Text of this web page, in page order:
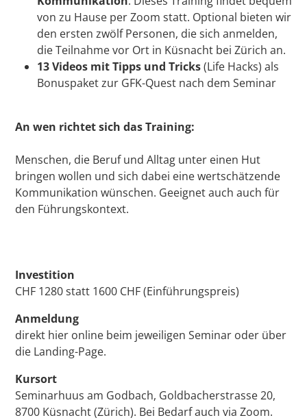
von zu Hause per Zoom statt. Optional bieten wir
den ersten zwölf Personen, die sich anmelden,
die Teilnahme vor Ort in Küsnacht bei Zürich an.
13 Videos mit Tipps und Tricks(Life Hacks) als
Bonuspaket zur GFK-Quest nach dem Seminar
An wen richtet sich das Training:
Menschen, die Beruf und Alltag unter einen Hut
bringen wollen und sich dabei eine wertschätzende
Kommunikation wünschen. Geeignet auch auch für
den Führungskontext.
Investition
CHF 1280 statt 1600 CHF (Einführungspreis)
Anmeldung
direkt hier online beim jeweiligen Seminar oder über
die Landing-Page.
Kursort
Seminarhuus am Godbach, Goldbacherstrasse 20,
8700 Küsnacht (Zürich). Bei Bedarf auch via Zoom.